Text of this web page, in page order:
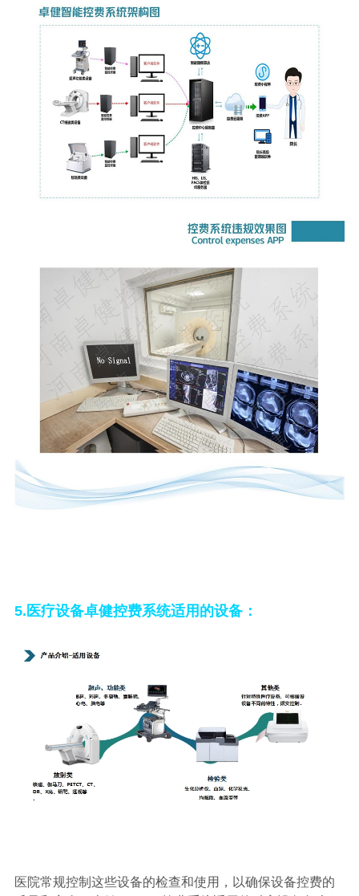
5.医疗设备卓健控费系统适用的设备：
医院常规控制这些设备的检查和使用，以确保设备控费的